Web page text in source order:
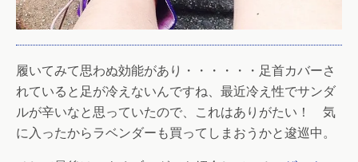
履いてみて思わぬ効能があり・・・・・・足首カバーさ
れていると足が冷えないんですね、最近冷え性でサンダ
ルが辛いなと思っていたので、これはありがたい！ 気
に入ったからラベンダーも買ってしまおうかと逡巡中。